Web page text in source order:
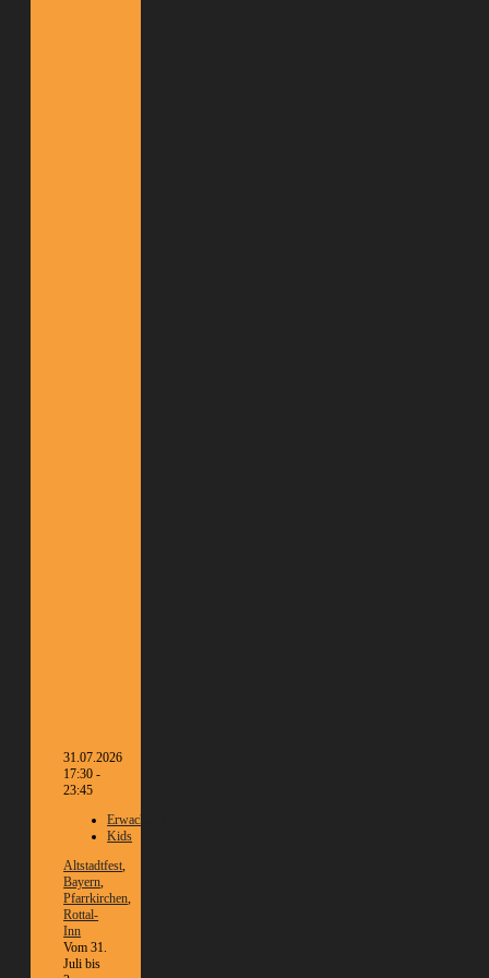
31.07.2026
17:30 -
23:45
Erwachsene
Kids
Altstadtfest,
Bayern,
Pfarrkirchen,
Rottal-
Inn
Vom 31.
Juli bis